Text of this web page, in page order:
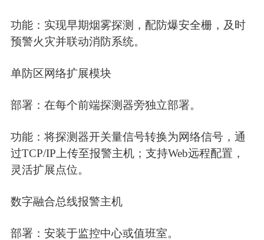
功能：实现早期烟雾探测，配防爆安全栅，及时
预警火灾并联动消防系统。
单防区网络扩展模块
部署：在每个前端探测器旁独立部署。
功能：将探测器开关量信号转换为网络信号，通
过TCP/IP上传至报警主机；支持Web远程配置，
灵活扩展点位。
数字融合总线报警主机
部署：安装于监控中心或值班室。